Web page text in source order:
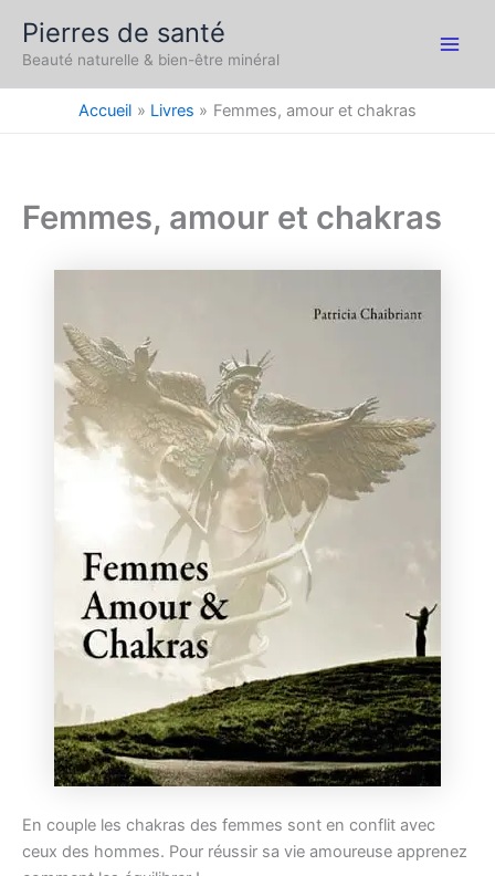
contenu
Pierres de santé
Beauté naturelle & bien-être minéral
Accueil Livres Femmes, amour et chakras
Femmes, amour et chakras
En couple les chakras des femmes sont en conflit avec
ceux des hommes. Pour réussir sa vie amoureuse apprenez